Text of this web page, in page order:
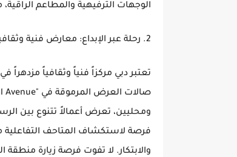
الوجهات الترفيهية والمطاعم
2. رحلة عبر الإبداع: معارض فنية وثقافية تجسد "Dubai Art Scene" المتنامي
ومحليين، تعرض أعمالاً تتنوع بين
فرصة لاستكشاف المتاحف التفاعلية
والابتكار. لا تفوت فرصة زيارة